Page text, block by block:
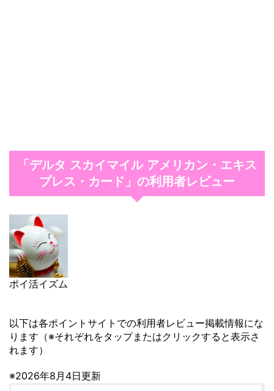
「デルタ スカイマイル アメリカン・エキス
プレス・カード」の利用者レビュー
ポイ活イズム
以下は各ポイントサイトでの利用者レビュー掲載情報にな
ります（※それぞれをタップまたはクリックすると表示さ
れます）
※2026年8月4日更新